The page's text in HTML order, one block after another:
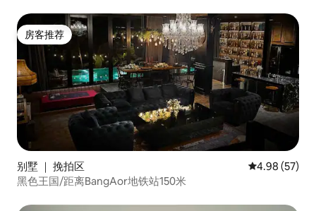
房客推荐
房客推荐
别墅 ｜ 挽拍区 平均评分
4.98 (57)
黑色王国/距离BangAor地铁站150米